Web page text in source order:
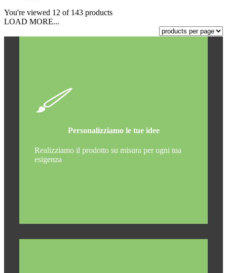
You're viewed 12 of 143 products
LOAD MORE...
Personalizziamo le tue idee
Realizziamo il prodotto su misura per ogni tua
esigenza